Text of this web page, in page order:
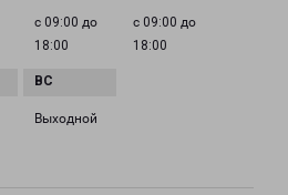
с 09:00 до
18:00
с 09:00 до
18:00
Выходной